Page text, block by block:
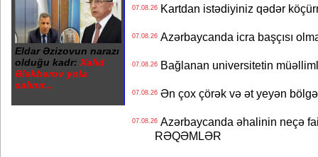
Eldar Əzizovun narazı
olduğu kadr: Xalid
Ələkbərov yola
salınır...
07.08.26Kartdan istədiyiniz qədər
07.08.26Azərbaycanda icra başçısı
07.08.26Bağlanan universitetin
07.08.26Ən çox çörək və ət yeyən
07.08.26Azərbaycanda əhalinin neçə
RƏQƏMLƏR